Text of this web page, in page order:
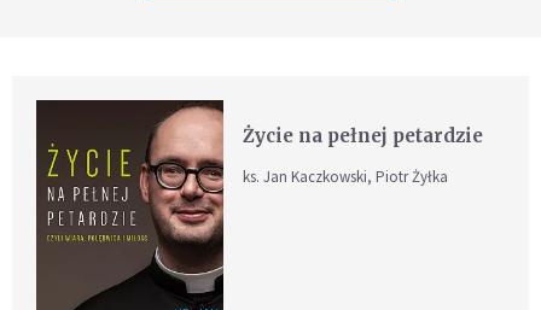
Życie na pełnej petardzie
ks. Jan Kaczkowski, Piotr Żyłka